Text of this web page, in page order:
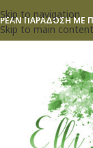
Skip to navigation
Skip to main content
ΠΑΡΑΔΟΣΗ ΜΕ